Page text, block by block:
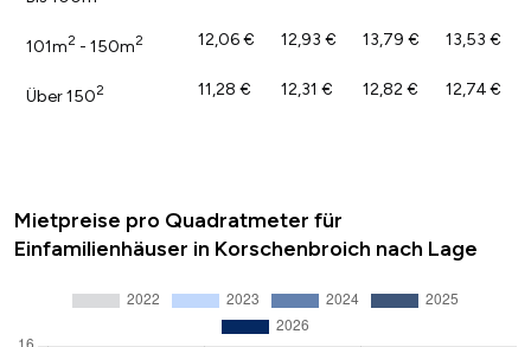
101m2 - 150m2 12,06 € 12,93 € 13,79 € 13,53 €
Über 1502 11,28 € 12,31 € 12,82 € 12,74 €
Mietpreise pro Quadratmeter für
Einfamilienhäuser in Korschenbroich nach Lage